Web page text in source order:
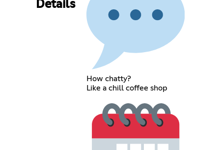
Details
How chatty?
Like a chill coffee shop